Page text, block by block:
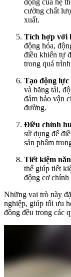
cường chất
xuất.
Tích hợp với
động hóa,
điều khiển tự
trong quá
Tạo động lực
và băng tải,
đảm bảo vận
đường.
Điều chỉnh
sử dụng để
sản phẩm
Tiết kiệm
thể giúp tiết
động cơ
Những vai trò này
nghiệp, giúp tối ưu
đồng đều trong các